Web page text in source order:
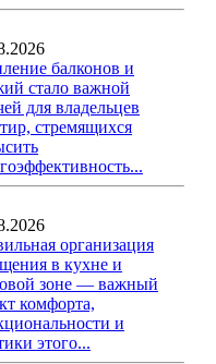
балконов и
стало важной
для владельцев
стремящихся
организация
в кухне и
зоне — важный
комфорта,
и
этого...